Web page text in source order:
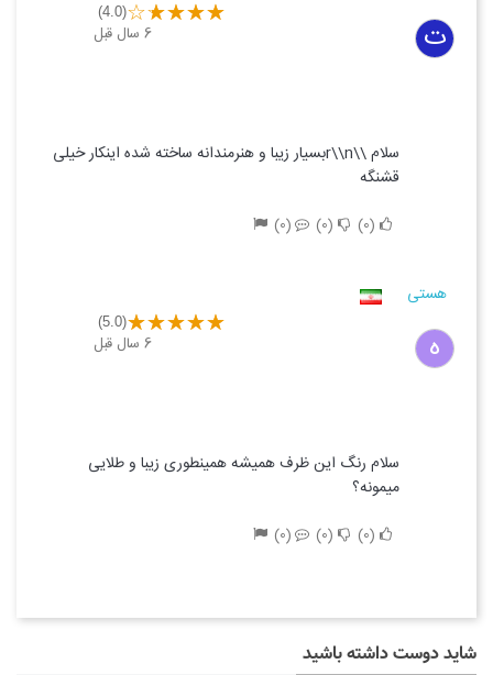
ت
(4.0)
6 سال قبل
سلام \\r\\nبسیار زیبا و هنرمندانه ساخته شده اینکار خیلی
قشنگه
0
0
0
ه
هستی
(5.0)
6 سال قبل
سلام رنگ این ظرف همیشه همینطوری زیبا و طلایی
میمونه؟
0
0
0
شاید دوست داشته باشید